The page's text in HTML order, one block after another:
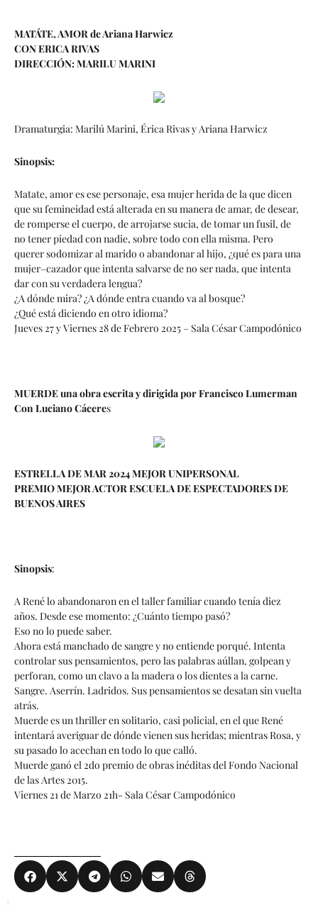
MATÁTE, AMOR de Ariana Harwicz
CON ERICA RIVAS
DIRECCIÓN: MARILU MARINI
Dramaturgia: Marilú Marini, Érica Rivas y Ariana Harwicz
Sinopsis:
Matate, amor es ese personaje, esa mujer herida de la que dicen
que su femineidad está alterada en su manera de amar, de desear,
de romperse el cuerpo, de arrojarse sucia, de tomar un fusil, de
no tener piedad con nadie, sobre todo con ella misma. Pero
querer sodomizar al marido o abandonar al hijo, ¿qué es para una
mujer–cazador que intenta salvarse de no ser nada, que intenta
dar con su verdadera lengua?
¿A dónde mira? ¿A dónde entra cuando va al bosque?
¿Qué está diciendo en otro idioma?
Jueves 27 y Viernes 28 de Febrero 2025 – Sala César Campodónico
MUERDE una obra escrita y dirigida por Francisco Lumerman
Con Luciano Cáceres
ESTRELLA DE MAR 2024 MEJOR UNIPERSONAL
PREMIO MEJOR ACTOR ESCUELA DE ESPECTADORES DE
BUENOS AIRES
Sinopsis:
A René lo abandonaron en el taller familiar cuando tenía diez
años. Desde ese momento: ¿Cuánto tiempo pasó?
Eso no lo puede saber.
Ahora está manchado de sangre y no entiende porqué. Intenta
controlar sus pensamientos, pero las palabras aúllan, golpean y
perforan, como un clavo a la madera o los dientes a la carne.
Sangre. Aserrín. Ladridos. Sus pensamientos se desatan sin vuelta
atrás.
Muerde es un thriller en solitario, casi policial, en el que René
intentará averiguar de dónde vienen sus heridas; mientras Rosa, y
su pasado lo acechan en todo lo que calló.
Muerde ganó el 2do premio de obras inéditas del Fondo Nacional
de las Artes 2015.
Viernes 21 de Marzo 21h- Sala César Campodónico